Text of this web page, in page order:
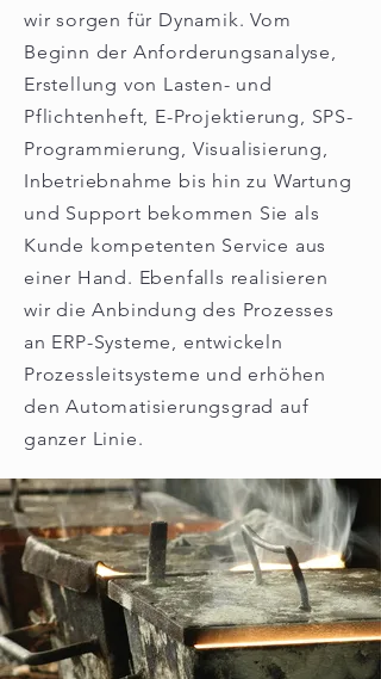
wir sorgen für Dynamik. Vom
Beginn der Anforderungsanalyse,
Erstellung von Lasten- und
Pflichtenheft, E-Projektierung, SPS-
Programmierung, Visualisierung,
Inbetriebnahme bis hin zu Wartung
und Support bekommen Sie als
Kunde kompetenten Service aus
einer Hand. Ebenfalls realisieren
wir die Anbindung des Prozesses
an ERP-Systeme, entwickeln
Prozessleitsysteme und erhöhen
den Automatisierungsgrad auf
ganzer Linie.